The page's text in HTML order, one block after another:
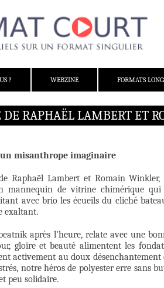
?
WEBZINE FORMATS
DE RAPHAËL LAMBERT ET
misanthrope imaginaire
Raphaël Lambert et Romain Winkler,
mannequin de vitrine chimérique
avec brio les écueils du cliché
exaltant.
après l’heure, relate avec une
gloire et beauté alimentent les
activement au doux désenchantement
notre héros de polyester erre sans
peu solidaire.